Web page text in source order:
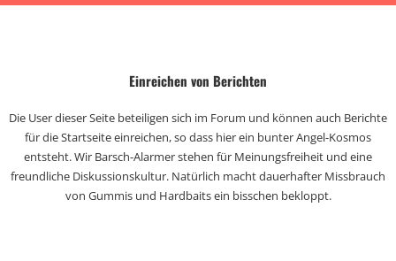
Einreichen von Berichten
Die User dieser Seite beteiligen sich im Forum und können auch Berichte
für die Startseite einreichen, so dass hier ein bunter Angel-Kosmos
entsteht. Wir Barsch-Alarmer stehen für Meinungsfreiheit und eine
freundliche Diskussionskultur. Natürlich macht dauerhafter Missbrauch
von Gummis und Hardbaits ein bisschen bekloppt.